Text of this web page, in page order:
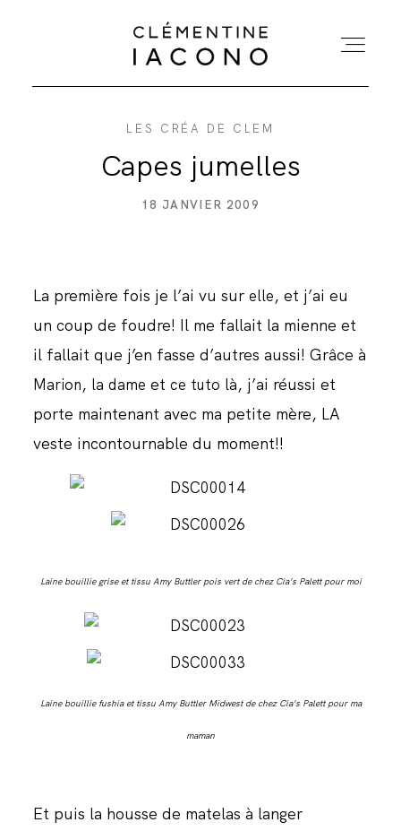
ACCUEIL
A PROPOS
MARIÉES
JOURNAL
LES CRÉA DE CLEM
Capes jumelles
18 JANVIER 2009
La première fois je l’ai vu surelle, et j’ai eu
un coup de foudre! Il me fallait la mienne et
il fallait que j’en fasse d’autres aussi! Grâce à
Marion, la dame etce tuto là, j’ai réussi et
porte maintenant avec ma petite mère, LA
veste incontournable du moment!!
Laine bouillie grise et tissu Amy Buttler pois vert de chez Cia’s Palett pour moi
Laine bouillie fushia et tissu Amy Buttler Midwest de chez Cia’s Palett pour ma
maman
Et puis la housse de matelas à langer